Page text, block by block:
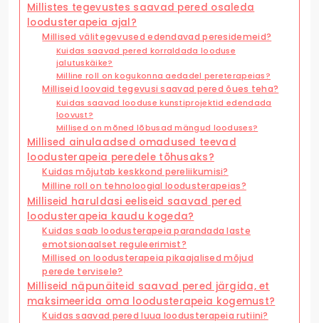
Millistes tegevustes saavad pered osaleda
loodusterapeia ajal?
Millised välitegevused edendavad peresidemeid?
Kuidas saavad pered korraldada looduse
jalutuskäike?
Milline roll on kogukonna aedadel pereterapeias?
Milliseid loovaid tegevusi saavad pered õues teha?
Kuidas saavad looduse kunstiprojektid edendada
loovust?
Millised on mõned lõbusad mängud looduses?
Millised ainulaadsed omadused teevad
loodusterapeia peredele tõhusaks?
Kuidas mõjutab keskkond pereliikumisi?
Milline roll on tehnoloogial loodusterapeias?
Milliseid haruldasi eeliseid saavad pered
loodusterapeia kaudu kogeda?
Kuidas saab loodusterapeia parandada laste
emotsionaalset reguleerimist?
Millised on loodusterapeia pikaajalised mõjud
perede tervisele?
Milliseid näpunäiteid saavad pered järgida, et
maksimeerida oma loodusterapeia kogemust?
Kuidas saavad pered luua loodusterapeia rutiini?